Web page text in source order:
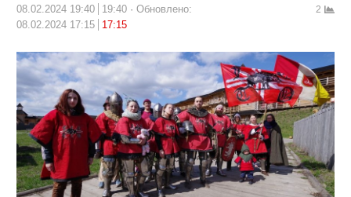
08.02.2024 19:40 19:40
Обновлено:
08.02.2024 17:15
17:15
2